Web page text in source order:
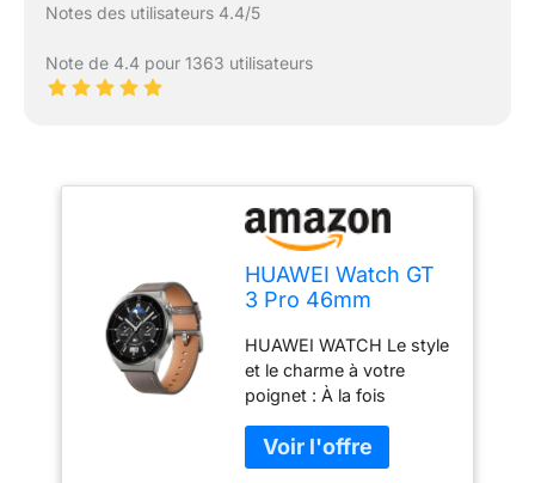
Notes des utilisateurs 4.4/5
Note de 4.4 pour 1363 utilisateurs
HUAWEI Watch GT
3 Pro 46mm
Connectées avec
ECG,Suivi de la
santé en continu,
Jusqu'à 14 Jours
d'autonomie,
Charge sans
HUAWEI WATCH Le style
et le charme à votre
poignet : À la fois
professionnelle, cette
montre arbore des lignes